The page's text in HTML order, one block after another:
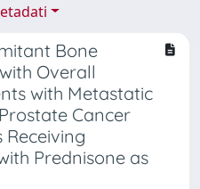
Bone
Overall
with Metastatic
Cancer
Receiving
Prednisone as